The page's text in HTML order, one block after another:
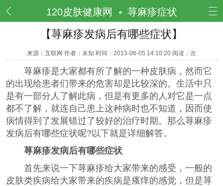
120皮肤健康网 荨麻疹症状
【荨麻疹发病后有哪些症状】
来源：互联网 作者：未知 时间：2013-06-05 14:10:20 阅读： 次
荨麻疹是大家都有所了解的一种皮肤病，然而它
的出现给患者们带来的危害却是比较深的。生活中只
是有一部分人了解此病，但是有更多的人对它是一点
都不了解，就连自己患上这种病时也不知道，因而使
病情得到了发展错过了较好的治疗时期。那么荨麻疹
发病后有哪些症状呢?以下就是详细解答。
荨麻疹发病后有哪些症状
首先来说一下荨麻疹给大家带来的感受，一般的
皮肤类疾病给大家带来的疾病是瘙痒的感觉，但是荨